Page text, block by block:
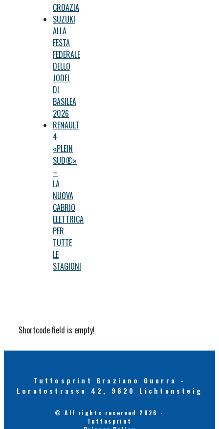
CROAZIA
SUZUKI
ALLA
FESTA
FEDERALE
DELLO
JODEL
DI
BASILEA
2026
RENAULT
4
«PLEIN
SUD®»
–
LA
NUOVA
CABRIO
ELETTRICA
PER
TUTTE
LE
STAGIONI
Shortcode field is empty!
Tuttosprint Graziano Guerra -
Loretostrasse 42, 9620 Lichtensteig
© All rights reserved 2026 -
Tuttosprint